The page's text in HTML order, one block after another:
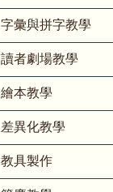
字彙與拼字教學
讀者劇場教學
繪本教學
差異化教學
教具製作